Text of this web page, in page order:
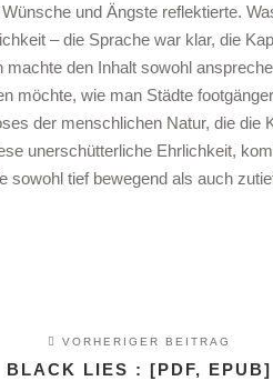
und Ängste reflektierte.
– die Sprache war klar, die
machte den Inhalt sowohl
möchte, wie man Städte
der menschlichen Natur, die die
unerschütterliche Ehrlichkeit,
sowohl tief bewegend als auch
VORHERIGER BEITRAG
BLACK LIES : [PDF, EPUB]